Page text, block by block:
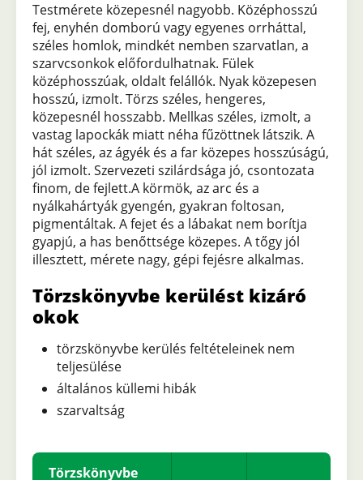
Testmérete közepesnél nagyobb. Középhosszú
fej, enyhén domború vagy egyenes orrháttal,
széles homlok, mindkét nemben szarvatlan, a
szarvcsonkok előfordulhatnak. Fülek
középhosszúak, oldalt felállók. Nyak közepesen
hosszú, izmolt. Törzs széles, hengeres,
közepesnél hosszabb. Mellkas széles, izmolt, a
vastag lapockák miatt néha fűzöttnek látszik. A
hát széles, az ágyék és a far közepes hosszúságú,
jól izmolt. Szervezeti szilárdsága jó, csontozata
finom, de fejlett.A körmök, az arc és a
nyálkahártyák gyengén, gyakran foltosan,
pigmentáltak. A fejet és a lábakat nem borítja
gyapjú, a has benőttsége közepes. A tőgy jól
illesztett, mérete nagy, gépi fejésre alkalmas.
Törzskönyvbe kerülést kizáró
okok
törzskönyvbe kerülés feltételeinek nem
teljesülése
általános küllemi hibák
szarvaltság
Törzskönyvbe